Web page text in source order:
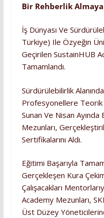
Bir Rehberlik
İş Dünyası Ve
Türkiye) Ile Özyeğin
Geçirilen SustainHUB
Tamamlandı.
Sürdürülebilirlik
Profesyonellere Teorik
Sunan Ve Nisan
Mezunları,
Sertifikalarını Aldı.
Eğitimi Başarıyla
Gerçekleşen Kura
Çalışacakları
Academy Mezunları,
Üst Düzey